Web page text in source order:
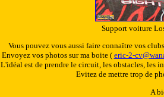
Support voiture
Vous pouvez vous aussi faire connaître vos
Envoyez vos photos sur ma boite ( eric-2-
L'idéal est de prendre le circuit, les obstacles, les
Evitez de mettre trop de
A